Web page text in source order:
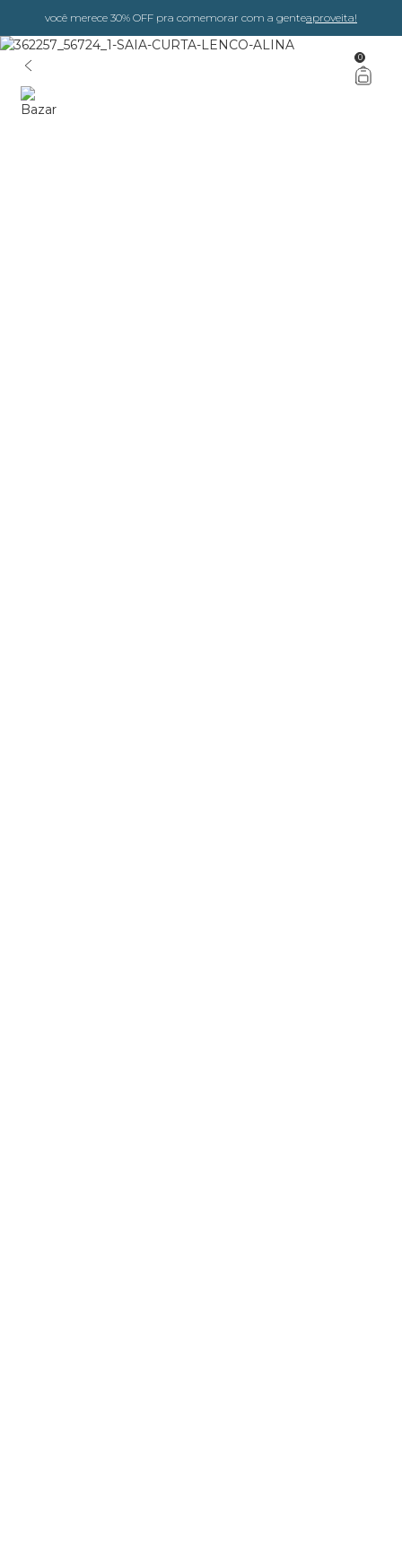
você merece 30% OFF pra comemorar com a genteaproveita!
0